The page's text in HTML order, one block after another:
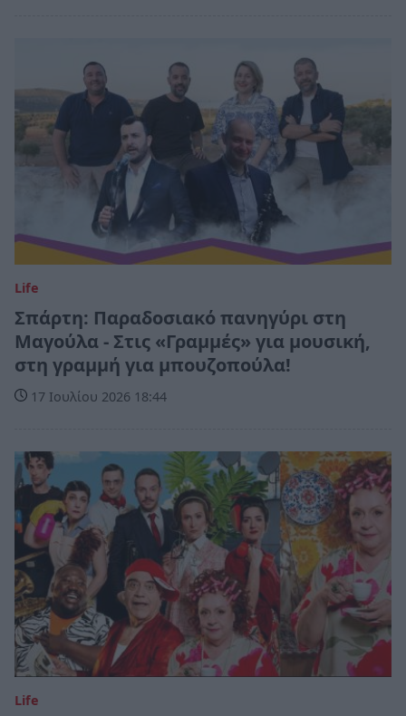
Life
Σπάρτη: Παραδοσιακό πανηγύρι στη
Μαγούλα - Στις «Γραμμές» για μουσική,
στη γραμμή για μπουζοπούλα!
17 Ιουλίου 2026 18:44
Life